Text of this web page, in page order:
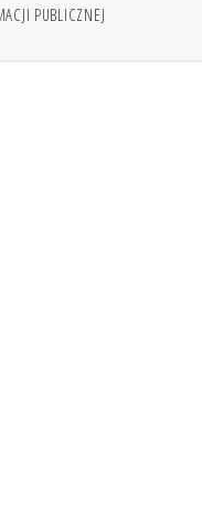
PUBLICZNEJ